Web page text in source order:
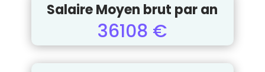
Salaire Moyen brut par an
36108 €